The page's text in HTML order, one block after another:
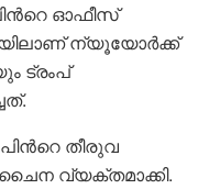
ഓഫീസ്
ന്യൂയോർക്ക്
ട്രംപ്
തീരുവ
വ്യക്തമാക്കി.